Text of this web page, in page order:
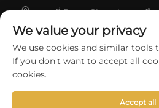
เลขที่ 5 ถนน Shunchang เมือ
+86-
[email
ลิขสิทธิ์ © 2025 โดย Zhongshan
We value your privacy
We use cookies and similar tools
If you don't want to accept all
cookies.
Accept all